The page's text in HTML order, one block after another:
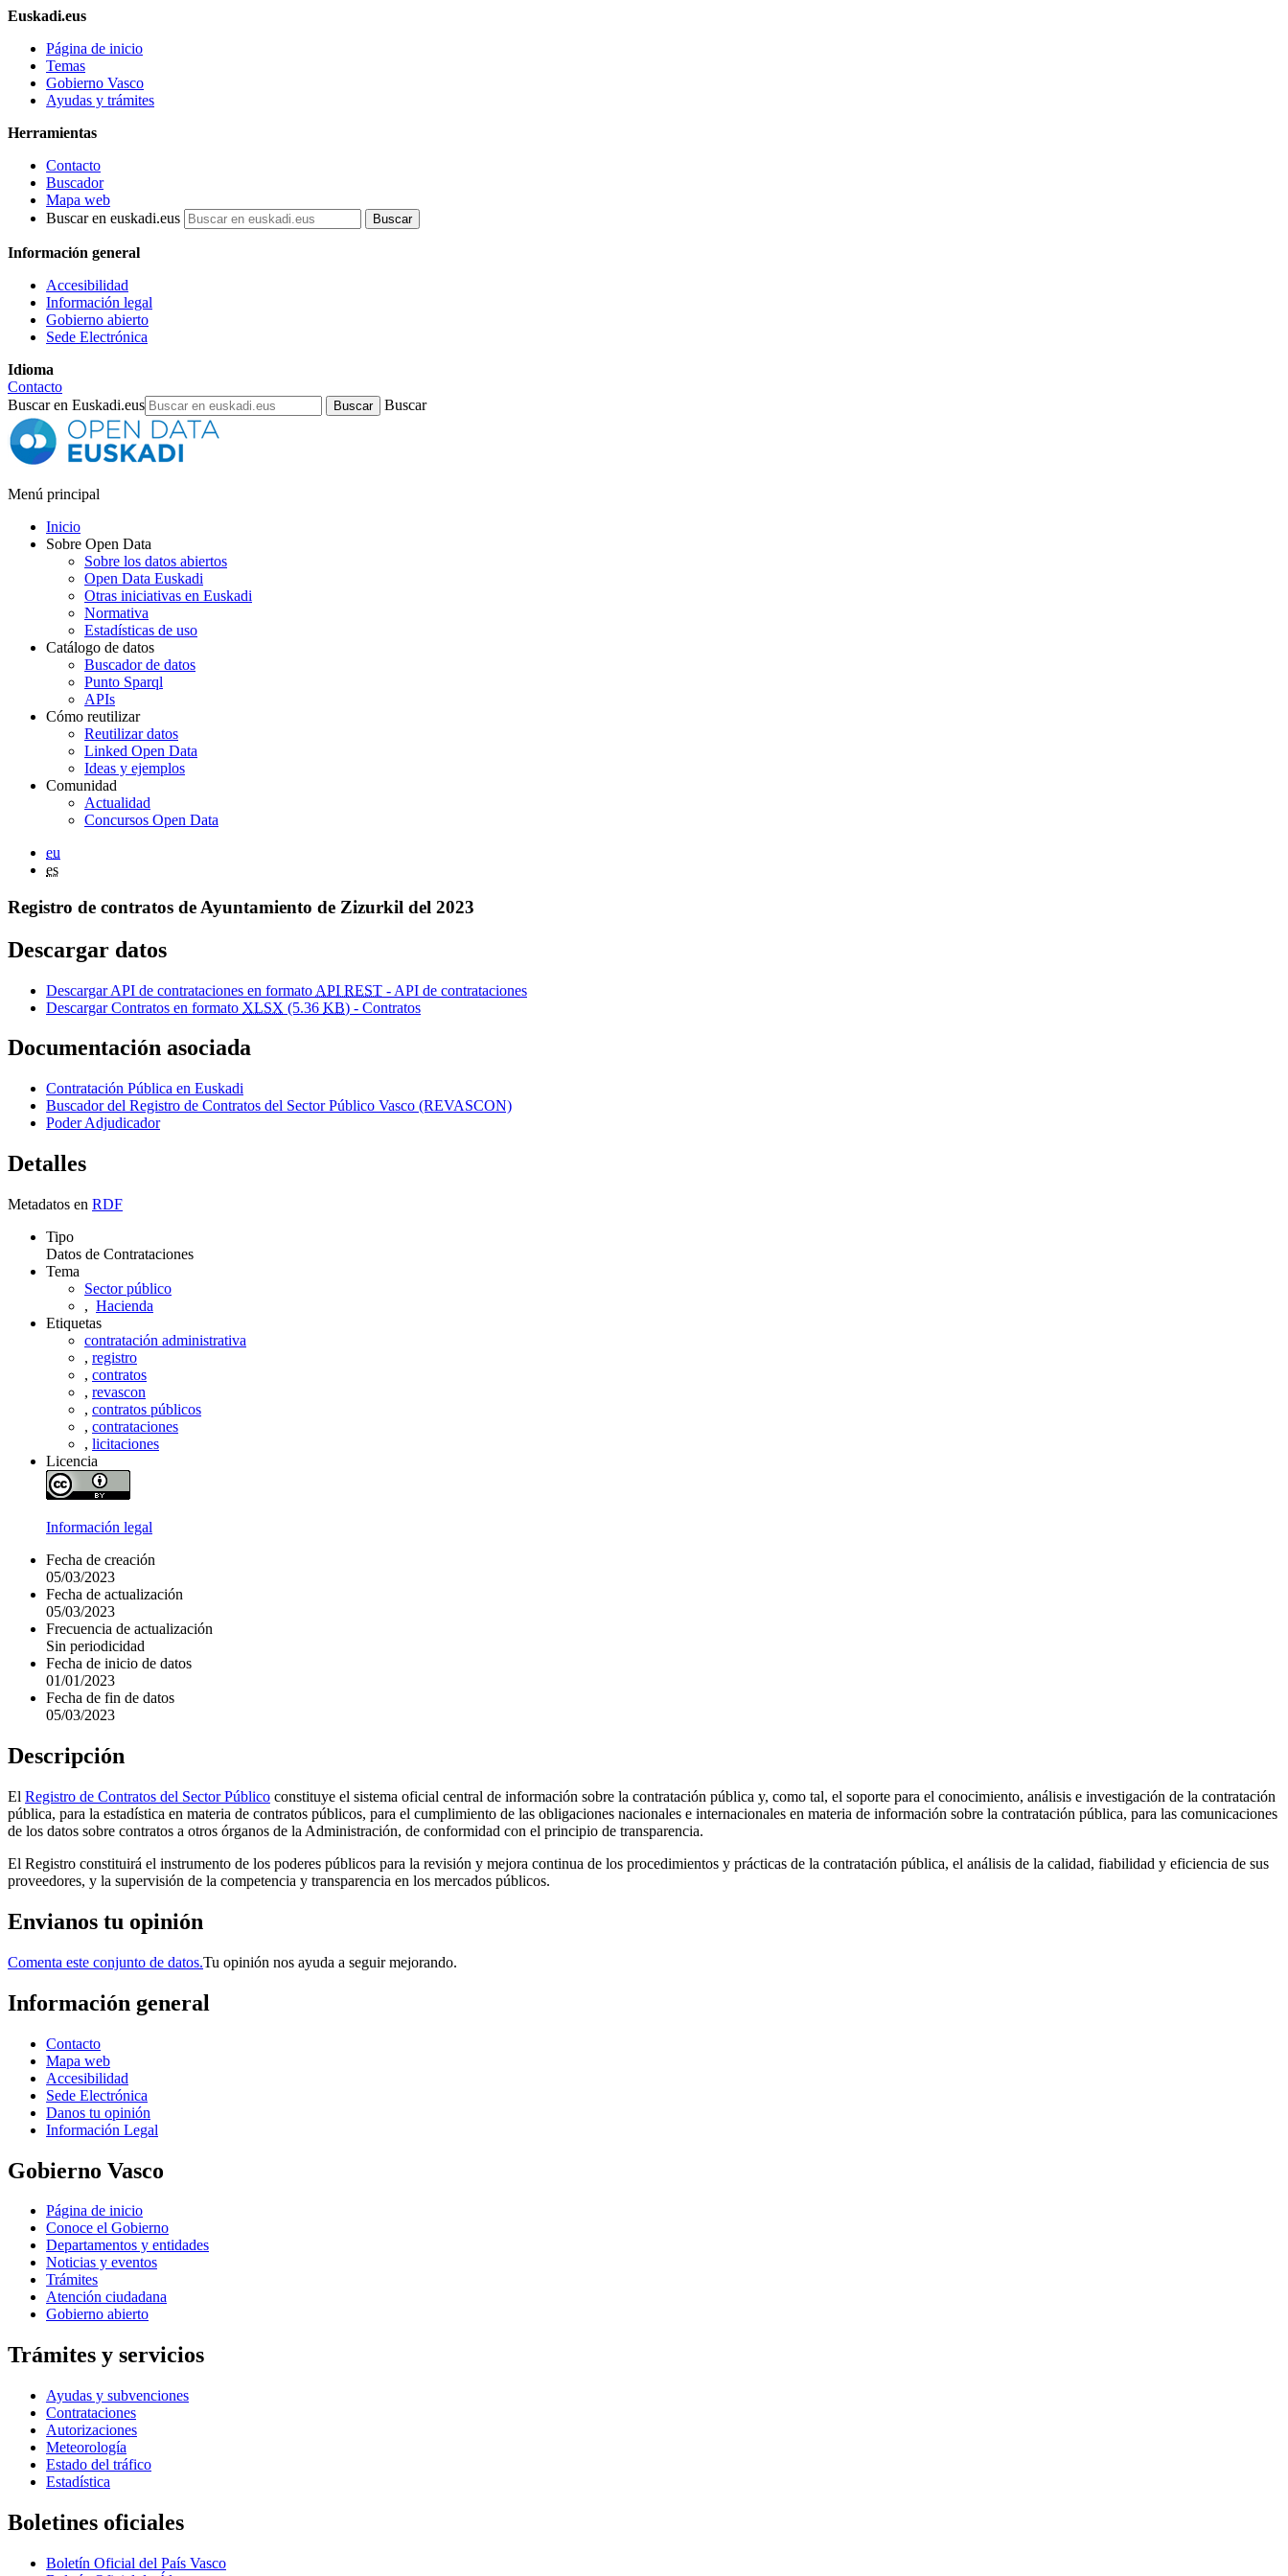
Euskadi.eus
Página de inicio
Temas
Gobierno Vasco
Ayudas y trámites
Herramientas
Contacto
Buscador
Mapa web
Buscar en euskadi.eus
Información general
Accesibilidad
Información legal
Gobierno abierto
Sede Electrónica
Idioma
Contacto
Buscar en Euskadi.eus
Buscar
Menú principal
Inicio
Sobre Open Data
Sobre los datos abiertos
Open Data Euskadi
Otras iniciativas en Euskadi
Normativa
Estadísticas de uso
Catálogo de datos
Buscador de datos
Punto Sparql
APIs
Cómo reutilizar
Reutilizar datos
Linked Open Data
Ideas y ejemplos
Comunidad
Actualidad
Concursos Open Data
eu
es
Registro de contratos de Ayuntamiento de Zizurkil del 2023
Descargar datos
Descargar API de contrataciones en formato API REST - API de contrataciones
Descargar Contratos en formato XLSX (5.36 KB) - Contratos
Documentación asociada
Contratación Pública en Euskadi
Buscador del Registro de Contratos del Sector Público Vasco (REVASCON)
Poder Adjudicador
Detalles
Metadatos en RDF
Tipo
Datos de Contrataciones
Tema
Sector público
, Hacienda
Etiquetas
contratación administrativa
, registro
, contratos
, revascon
, contratos públicos
, contrataciones
, licitaciones
Licencia
Información legal
Fecha de creación
05/03/2023
Fecha de actualización
05/03/2023
Frecuencia de actualización
Sin periodicidad
Fecha de inicio de datos
01/01/2023
Fecha de fin de datos
05/03/2023
Descripción
El Registro de Contratos del Sector Público constituye el sistema oficial central de información sobre la contratación pública y, como tal, el soporte para el conocimiento, análisis e investigación de la contratación
pública, para la estadística en materia de contratos públicos, para el cumplimiento de las obligaciones nacionales e internacionales en materia de información sobre la contratación pública, para las comunicaciones
de los datos sobre contratos a otros órganos de la Administración, de conformidad con el principio de transparencia.
El Registro constituirá el instrumento de los poderes públicos para la revisión y mejora continua de los procedimientos y prácticas de la contratación pública, el análisis de la calidad, fiabilidad y eficiencia de sus
proveedores, y la supervisión de la competencia y transparencia en los mercados públicos.
Envianos tu opinión
Comenta este conjunto de datos.Tu opinión nos ayuda a seguir mejorando.
Información general
Contacto
Mapa web
Accesibilidad
Sede Electrónica
Danos tu opinión
Información Legal
Gobierno Vasco
Página de inicio
Conoce el Gobierno
Departamentos y entidades
Noticias y eventos
Trámites
Atención ciudadana
Gobierno abierto
Trámites y servicios
Ayudas y subvenciones
Contrataciones
Autorizaciones
Meteorología
Estado del tráfico
Estadística
Boletines oficiales
Boletín Oficial del País Vasco